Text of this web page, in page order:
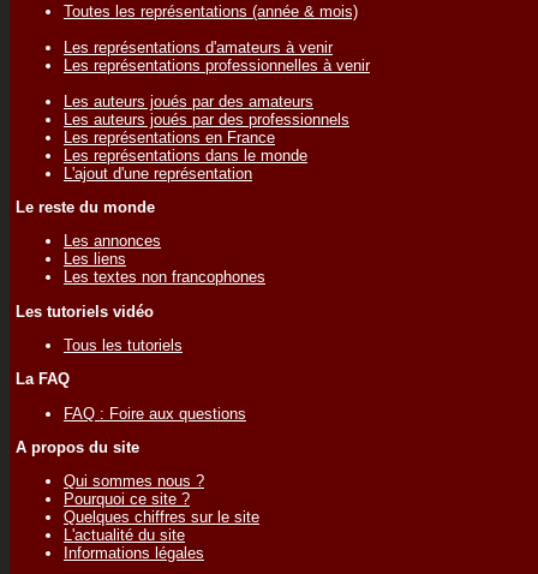
Toutes les représentations (année & mois)
Les représentations d'amateurs à venir
Les représentations professionnelles à venir
Les auteurs joués par des amateurs
Les auteurs joués par des professionnels
Les représentations en France
Les représentations dans le monde
L'ajout d'une représentation
Le reste du monde
Les annonces
Les liens
Les textes non francophones
Les tutoriels vidéo
Tous les tutoriels
La FAQ
FAQ : Foire aux questions
A propos du site
Qui sommes nous ?
Pourquoi ce site ?
Quelques chiffres sur le site
L'actualité du site
Informations légales